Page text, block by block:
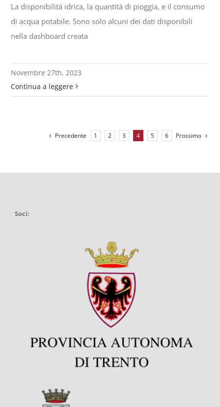
La disponibilità idrica, la quantità di pioggia, e il consumo
di acqua potabile. Sono solo alcuni dei dati disponibili
nella dashboard creata
Novembre 27th, 2023
Continua a leggere
Precedente 1 2 3 4 5 6 Prossimo
Soci: